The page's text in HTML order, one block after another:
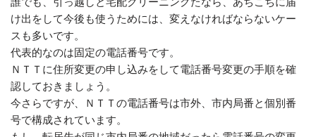
け出をして今後も使うためには、変えなければならないケー
スも多いです。
代表的なのは固定の電話番号です。
ＮＴＴに住所変更の申し込みをして電話番号変更の手順を確
認しておきましょう。
今さらですが、ＮＴＴの電話番号は市外、市内局番と個別番
号で構成されています。